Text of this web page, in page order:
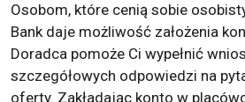
Osobom, które cenią sobie
Bank daje możliwość założenia
Doradca pomoże Ci wypełnić
szczegółowych odpowiedzi na
oferty. Zakładając konto w